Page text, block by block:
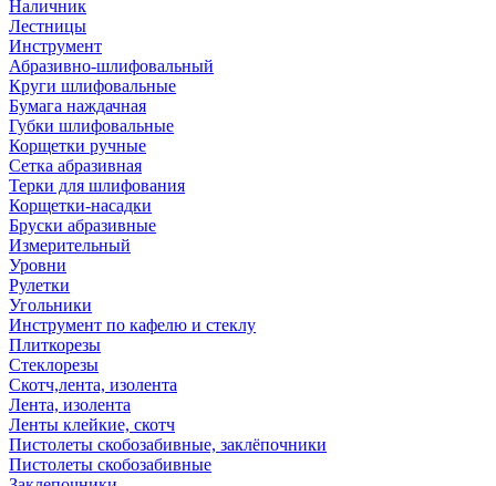
Наличник
Лестницы
Инструмент
Абразивно-шлифовальный
Круги шлифовальные
Бумага наждачная
Губки шлифовальные
Корщетки ручные
Сетка абразивная
Терки для шлифования
Корщетки-насадки
Бруски абразивные
Измерительный
Уровни
Рулетки
Угольники
Инструмент по кафелю и стеклу
Плиткорезы
Стеклорезы
Скотч,лента, изолента
Лента, изолента
Ленты клейкие, скотч
Пистолеты скобозабивные, заклёпочники
Пистолеты скобозабивные